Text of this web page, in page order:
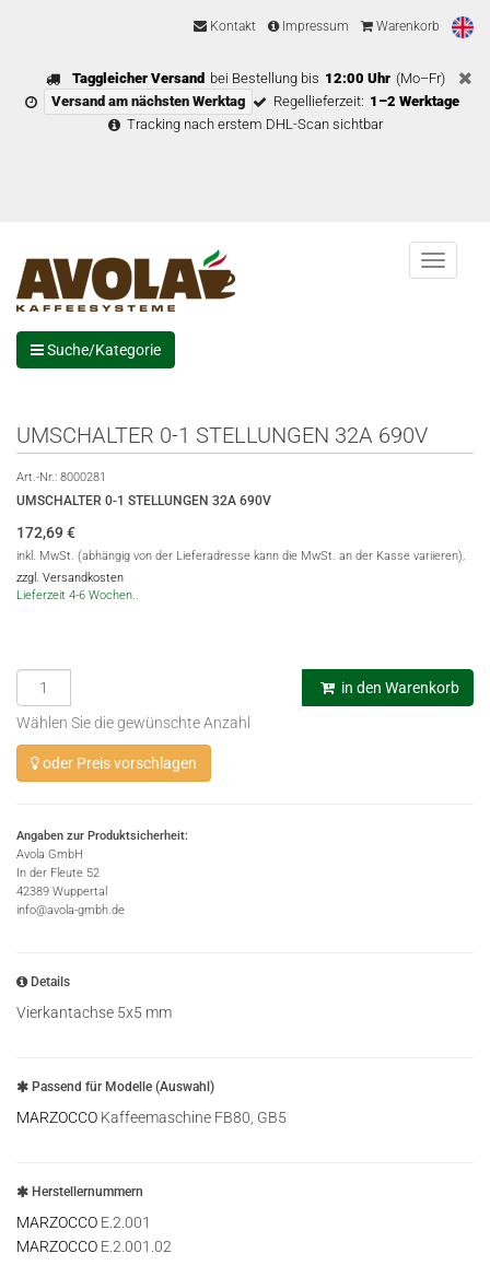
Kontakt Impressum Warenkorb
Taggleicher Versand bei Bestellung bis 12:00 Uhr (Mo–Fr)
Versand am nächsten Werktag
Regellieferzeit: 1–2 Werktage
Tracking nach erstem DHL-Scan sichtbar
Menu
Suche/Kategorie
UMSCHALTER 0-1 STELLUNGEN 32A 690V
Art.-Nr.: 8000281
UMSCHALTER 0-1 STELLUNGEN 32A 690V
172,69€
inkl. MwSt. (abhängig von der Lieferadresse kann die MwSt. an der Kasse variieren),
zzgl. Versandkosten
Lieferzeit 4-6 Wochen..
in den Warenkorb
Wählen Sie die gewünschte Anzahl
oder Preis vorschlagen
Angaben zur Produktsicherheit:
Avola GmbH
In der Fleute 52
42389 Wuppertal
info@avola-gmbh.de
Details
Vierkantachse 5x5 mm
Passend für Modelle (Auswahl)
MARZOCCO Kaffeemaschine FB80, GB5
Herstellernummern
MARZOCCO E.2.001
MARZOCCO E.2.001.02